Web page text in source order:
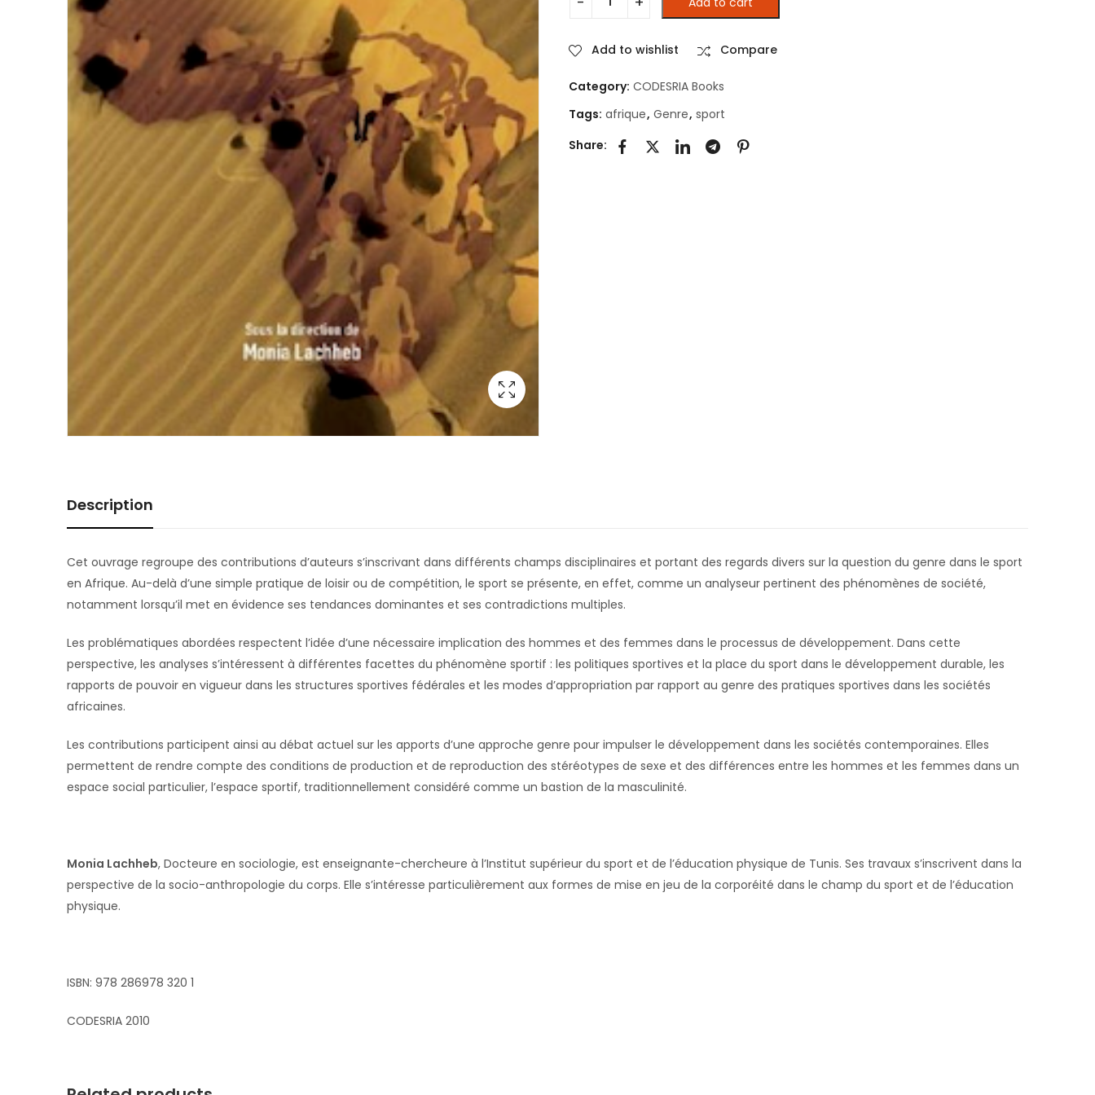
Genre et sport en Afrique : Entre pratiques et politiques publiques quantity
Add to wishlist Compare
Category: CODESRIA Books
Tags: afrique, Genre, sport
Share:
Description
Cet ouvrage regroupe des contributions d’auteurs s’inscrivant dans différents champs disciplinaires et portant des regards divers sur la question du genre dans le sport
en Afrique. Au-delà d’une simple pratique de loisir ou de compétition, le sport se présente, en effet, comme un analyseur pertinent des phénomènes de société,
notamment lorsqu’il met en évidence ses tendances dominantes et ses contradictions multiples.
Les problématiques abordées respectent l’idée d’une nécessaire implication des hommes et des femmes dans le processus de développement. Dans cette
perspective, les analyses s’intéressent à différentes facettes du phénomène sportif : les politiques sportives et la place du sport dans le développement durable, les
rapports de pouvoir en vigueur dans les structures sportives fédérales et les modes d’appropriation par rapport au genre des pratiques sportives dans les sociétés
africaines.
Les contributions participent ainsi au débat actuel sur les apports d’une approche genre pour impulser le développement dans les sociétés contemporaines. Elles
permettent de rendre compte des conditions de production et de reproduction des stéréotypes de sexe et des différences entre les hommes et les femmes dans un
espace social particulier, l’espace sportif, traditionnellement considéré comme un bastion de la masculinité.
Monia Lachheb, Docteure en sociologie, est enseignante-chercheure à l’Institut supérieur du sport et de l’éducation physique de Tunis. Ses travaux s’inscrivent dans la
perspective de la socio-anthropologie du corps. Elle s’intéresse particulièrement aux formes de mise en jeu de la corporéité dans le champ du sport et de l’éducation
physique.
ISBN: 978 286978 320 1
CODESRIA 2010